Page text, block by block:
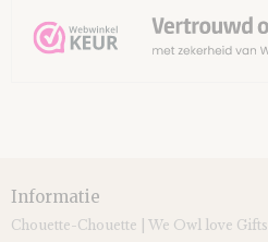
Informatie
Chouette-Chouette | We Owl love Gifts